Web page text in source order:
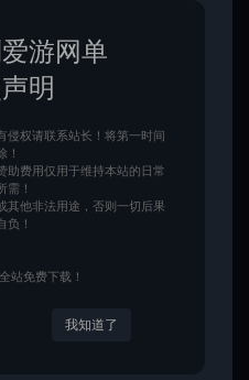
游网单
明
侵权请联系站长！将第一时间
！
助费用仅用于维持本站的日常
需！
其他非法用途，否则一切后果
负！
站免费下载！
我知道了